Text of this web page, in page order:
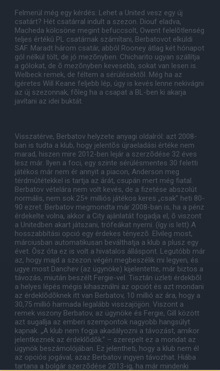
Felmerül még egy kérdés: Lehet a United vesz egy új
csatárt? Hét csatárral indult a szezon. Diouf eladva,
Macheda kölcsöne megint befuccsolt, Owent felelõtlenség
teljes értékû PL csatárnak számítani, Berbatovot elküldi
SAF. Maradt három csatár, abból Rooney átlag két hónapot
gól nélkül tölt, de jó mezõnyben. Chicharito ugyan szállítja
a gólokat, de õ mezõnyben kevesebb, sokat van lesen is.
Welbeck remek, de féltem a sérülésektõl. Még ha az
ígéretes Will Keane feljebb lép, úgy is kevés lenne nekivágni
az új szezonnak, fõleg ha a csapat a BL-ben ki akarja
javítani az idei buktát.
Visszatérve, Berbatov helyzete anyagi oldalról: azt 2008-
ban is tudta a klub, hogy jelentõs újraeladási értéke nem
marad, hiszen mire 2012-ben lejár a szerzõdése 32 éves
lesz már. Ilyen a foci, egy szinte sérülésmentes 30 feletti
játékos már nem ér annyit a piacon, Anderson meg
térdmûtétekkel is tartja az árát, csupán mert még fiatal.
Berbatov vételára nem volt kevés, de a fizetése abszolút
normális, nem sok 25+ milliós játékos keres „csak” heti 80-
90 ezret. Berbatov megmondta már 2008-ban is, ha a pénz
érdekelte volna, akkor a City ajánlatát fogadja el, õ viszont
a Unitedben akart játszani, trófeákat nyerni. (így is lett) A
hosszabbítási opció egy érdekes tényezõ. Elvileg most,
márciusban automatikusan beválthatja a klub a plusz egy
évet. Õsz óta ez is volt a hivatalos álláspont. Legutóbb már
az, hogy majd a szezon végén megbeszélik mi legyen, és
ugye most Danchev (az ügynöke) kijelentette, már biztos a
távozás, miután beszélt Fergie-vel. Tisztán üzleti érdekbõl
a helyes lépés mégis kihasználni az opciót és azt mondani
az érdeklõdõknek itt van Berbatov, 10 millió az ára, hogy a
30,75 millió harmada legalább visszajöjjön. Viszont a
remek viszony Berbatov, az ügynöke és Fergie, Gill között
azt sugallja az emberi szempontok nagyobb hangsúlyt
kapnak. „A klub nem fogja akadályozni a távozást, amikor
jelentkeznek az érdeklõdõk.” – szerepelt ez a mondat az
ügynök beszámolójában. Ez jelentheti, hogy a klub nem él
az opciós jogával, azaz Berbatov ingyen távozhat. Hiába
tartana a bolgár szerzõdése 2013-ig, ha már mindenki